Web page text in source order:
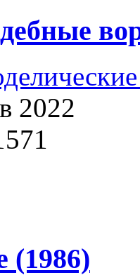
2022
(1986)